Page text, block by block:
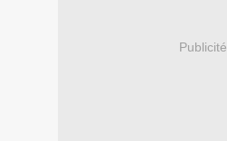
Publicité